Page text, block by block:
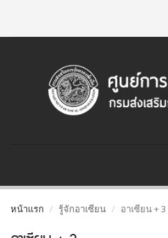
หน้าแรก รู้จักอาเซียน อาเซียน + 3